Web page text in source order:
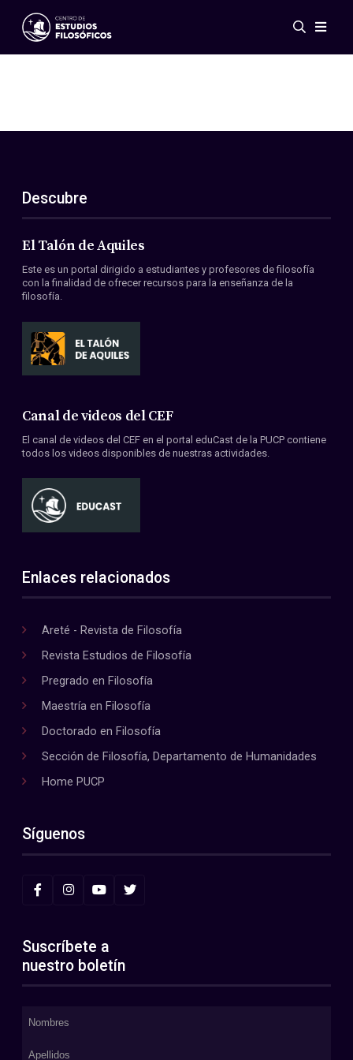
Eventos
ES
EN
Acerca de nosotros
Miembros
Convenios
Descubre
El Talón de Aquiles
Este es un portal dirigido a estudiantes y profesores de filosofía
con la finalidad de ofrecer recursos para la enseñanza de la
filosofía.
Canal de videos del CEF
El canal de videos del CEF en el portal eduCast de la PUCP contiene
todos los videos disponibles de nuestras actividades.
Enlaces relacionados
Areté - Revista de Filosofía
Revista Estudios de Filosofía
Pregrado en Filosofía
Maestría en Filosofía
Doctorado en Filosofía
Sección de Filosofía, Departamento de Humanidades
Home PUCP
Síguenos
Suscríbete a
nuestro boletín